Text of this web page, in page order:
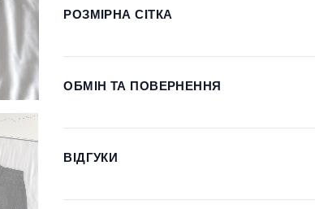
РОЗМІРНА СІТКА
ОБМІН ТА ПОВЕРНЕННЯ
ВІДГУКИ